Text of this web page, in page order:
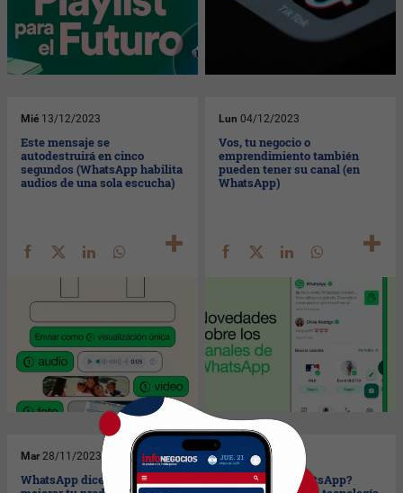
Mié 13/12/2023
Este mensaje se
autodestruirá en cinco
segundos (WhatsApp habilita
audios de una sola escucha)
Lun 04/12/2023
Vos, tu negocio o
emprendimiento también
pueden tener su canal (en
WhatsApp)
Mar 28/11/2023
WhatsApp dice que puede
Mié22/11/2023
¿Vendés por WhatsApp?